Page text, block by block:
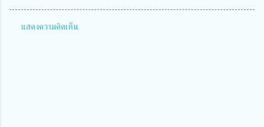
แสดงความคิดเห็น